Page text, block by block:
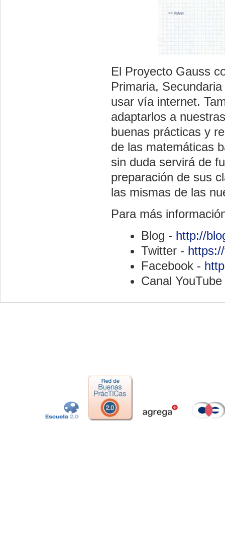
El Proyecto Gauss
Primaria,
usar vía internet.
adaptarlos a
buenas prácticas y
de las matemáticas
sin duda servirá de
preparación de sus
las mismas de las
Para más
Blog - http://
Twitter -
Facebook -
Canal